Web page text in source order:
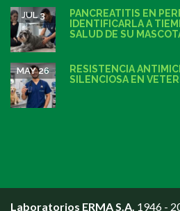
PANCREATITIS EN
IDENTIFICARLA A
SALUD DE SU
JUL 3
RESISTENCIA
SILENCIOSA EN
MAY 26
Laboratorios ERMA S.A. 1946 -